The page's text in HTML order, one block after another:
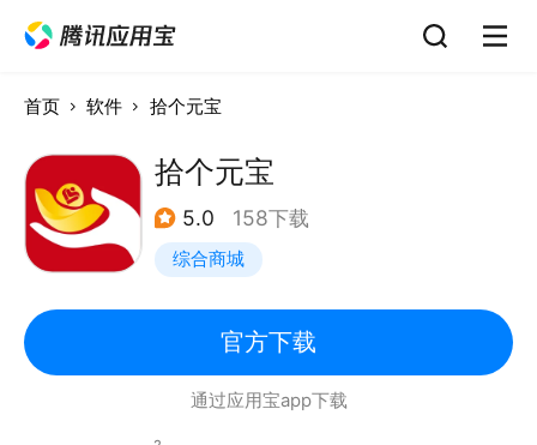
首页 软件 拾个元宝
拾个元宝
5.0 158下载
综合商城
官方下载
通过应用宝app下载